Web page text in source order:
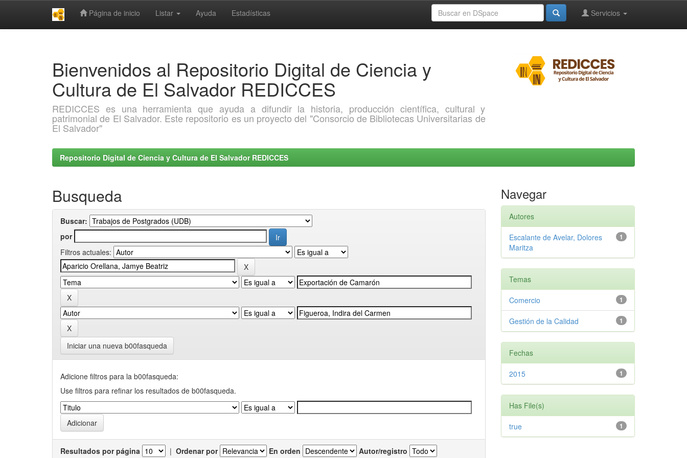
Página de inicio Listar Ayuda Estadísticas Servicios
Bienvenidos al Repositorio Digital de Ciencia y
Cultura de El Salvador REDICCES
REDICCES es una herramienta que ayuda a difundir la historia, producción científica, cultural y
patrimonial de El Salvador. Este repositorio es un proyecto del "Consorcio de Bibliotecas Universitarias de
El Salvador"
Repositorio Digital de Ciencia y Cultura de El Salvador REDICCES
Busqueda
Buscar:
por
Filtros actuales:
Iniciar una nueva b00fasqueda
Adicione filtros para la b00fasqueda:
Use filtros para refinar los resultados de b00fasqueda.
Resultados por página | Ordenar por En orden Autor/registro
Navegar
Autores
1
Escalante de Avelar, Dolores
Maritza
Temas
1
Comercio
1
Gestión de la Calidad
Fechas
1
2015
Has File(s)
1
true